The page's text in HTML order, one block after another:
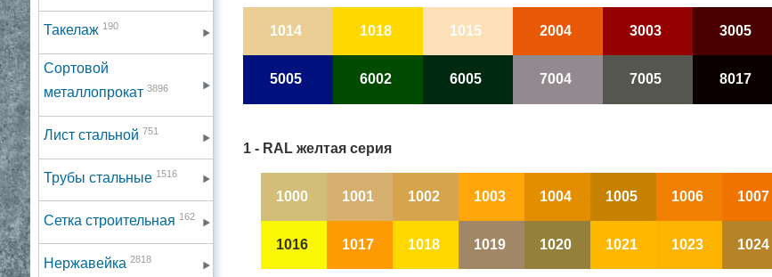
Такелаж 190
Сортовой
металлопрокат 3896
Лист стальной 751
Трубы стальные 1516
Сетка строительная 162
Нержавейка 2818
1014 1018 1015 2004 3003 3005
5005 6002 6005 7004 7005 8017
1 - RAL желтая серия
1000 1001 1002 1003 1004 1005 1006 1007
1016 1017 1018 1019 1020 1021 1023 1024